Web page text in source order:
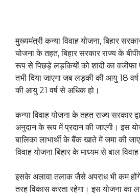
मुख्यमंत्री कन्या विवाह योजना, बिहार
योजना के तहत, बिहार सरकार राज्य के
रूप से पिछड़े लड़कियों को शादी का वजीफा
तभी दिया जाएगा जब लड़की की आयु 18
की आयु 21 वर्ष से अधिक हो।
कन्या विवाह योजना के तहत राज्य सरकार
अनुदान के रूप में प्रदान की जाएगी। इस
बालिका लाभार्थी के बैंक खाते में जमा की
विवाह योजना बिहार के माध्यम से बाल
इसके अलावा तलाक जैसे अपराध भी कम
तरह विकास करता रहेगा। इस योजना का